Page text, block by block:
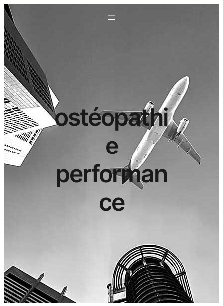
ostéopathi
e
performan
ce